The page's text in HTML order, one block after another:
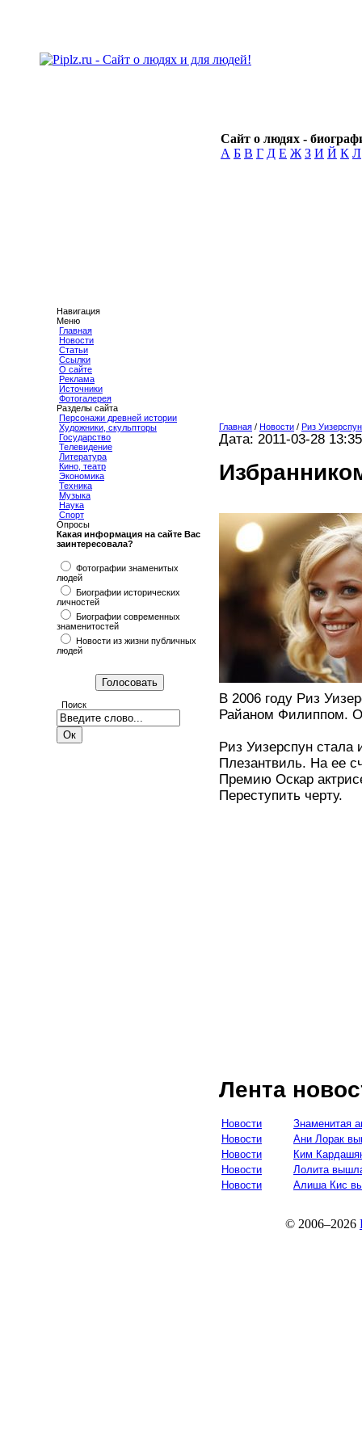
Сайт о людях -
А Б В Г Д Е Ж З И Й К Л
Навигация
Меню
Главная
Новости
Статьи
Ссылки
О сайте
Реклама
Источники
Фотогалерея
Разделы сайта
Персонажи древней истории
Художники, скульпторы
Государство
Телевидение
Литература
Кино, театр
Экономика
Техника
Музыка
Наука
Спорт
Опросы
Какая информация на сайте Вас
заинтересовала?
Фотографии знаменитых
людей
Биографии исторических
личностей
Биографии современных
знаменитостей
Новости из жизни публичных
людей
Поиск
Главная / Новости / Риз
Дата: 2011-03-28 13:35
В 2006 году Риз
Райаном Филиппом.
Риз Уизерспун
Плезантвиль. На ее
Премию Оскар
Переступить черту.
Лента
Новости
Знаменитая
Новости
Ани Лорак
Новости
Ким
Новости
Лолита
Новости
Алиша Кис
© 2006–2026